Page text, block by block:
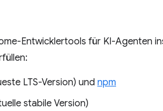
Entwicklertools für KI-Agenten
LTS-Version) und npm
stabile Version)